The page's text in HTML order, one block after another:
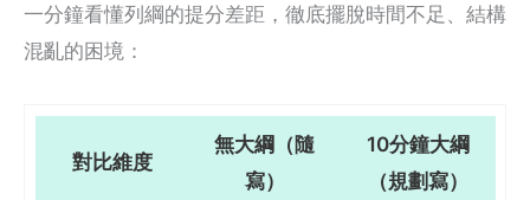
一分鐘看懂列綱的提分差距，徹底擺脫時間不足、結構
混亂的困境：
對比維度
無大綱（隨
寫）
10分鐘大綱
（規劃寫）